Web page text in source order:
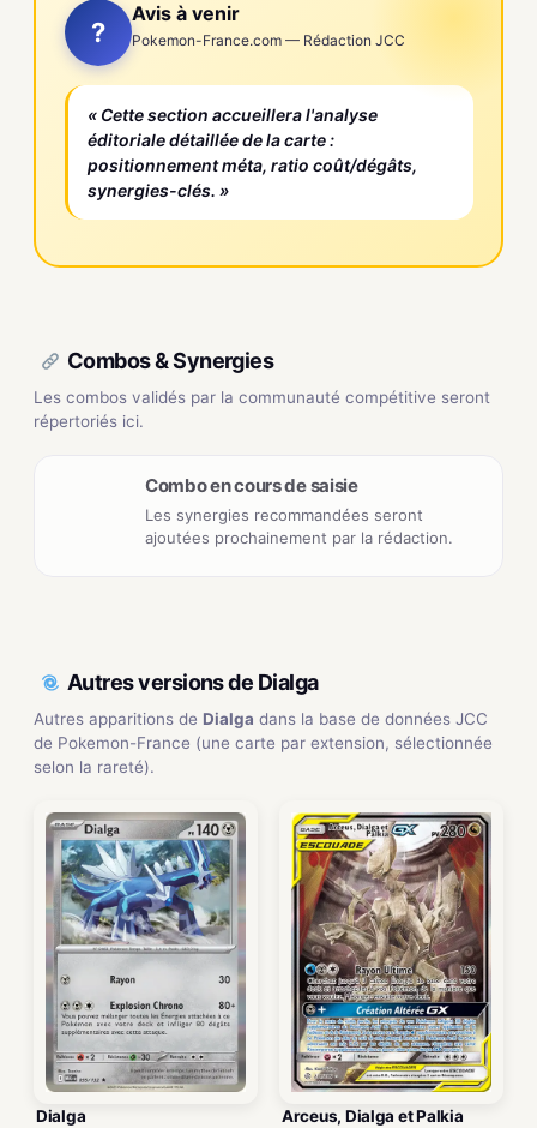
?
Avis à venir
Pokemon-France.com — Rédaction JCC
« Cette section accueillera l'analyse
éditoriale détaillée de la carte :
positionnement méta, ratio coût/dégâts,
synergies-clés. »
Combos & Synergies
Les combos validés par la communauté compétitive seront
répertoriés ici.
Combo en cours de saisie
Les synergies recommandées seront
ajoutées prochainement par la rédaction.
Autres versions de Dialga
Autres apparitions de Dialga dans la base de données JCC
de Pokemon-France (une carte par extension, sélectionnée
selon la rareté).
Dialga Arceus, Dialga et Palkia